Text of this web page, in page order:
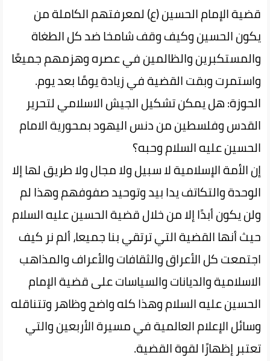
قضية الإمام الحسين (ع) لمعرفتهم الكاملة من
يكون الحسين وكيف وقف شامخا ضد كل الطغاة
والمستكبرين والظالمين في عصره وهزمهم جميعًا
واستمرت وبقت القضية في زيادة يومًا بعد يوم.
الحوزة: هل یمکن تشکیل الجیش الاسلامي لتحریر
القدس وفلسطین من دنس الیهود بمحوریة الامام
الحسین علیه السلام وحبه؟
إن الأمة الإسلامية لا سبيل ولا مجال ولا طريق لها إلا
الوحدة والتكاتف يدا بيد وتوحيد صفوفهم وهذا لم
ولن يكون أبدًا إلا من خلال قضية الحسين عليه السلام
حيث أنها القضية التي ترتقي بنا جميعا، ألم نر كيف
اجتمعت كل الأعراق والثقافات والأعراف والمذاهب
الاسلامية والديانات والسياسات على قضية الإمام
الحسين عليه السلام وهذا كله واضح وظاهر وتتناقله
وسائل الإعلام العالمية في مسيرة الأربعين والتي
تعتبر إظهارًا لقوة القضية.